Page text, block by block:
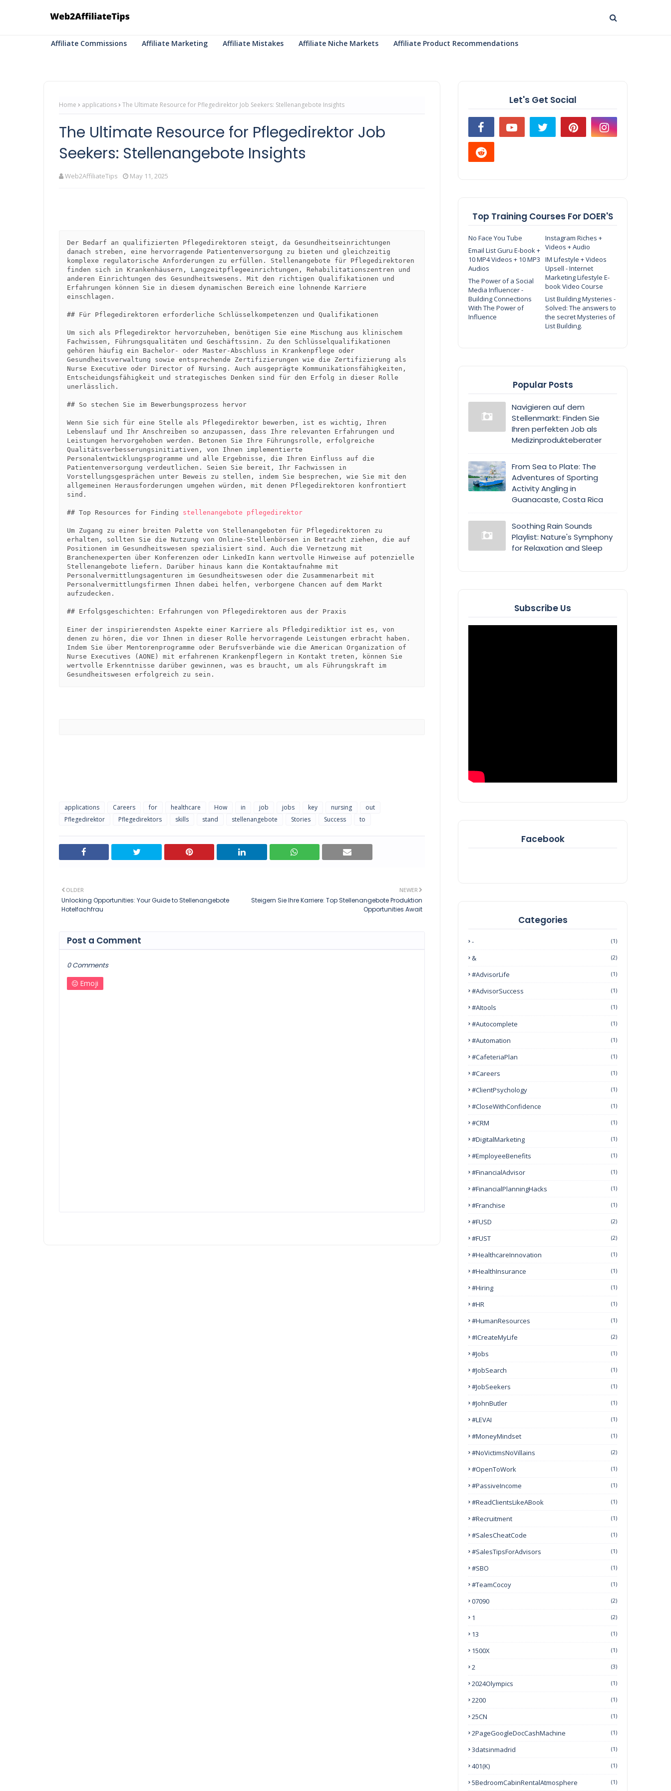
Affiliate Commissions Affiliate Marketing Affiliate Mistakes Affiliate Niche Markets Affiliate Product Recommendations
Home applications The Ultimate Resource for Pflegedirektor Job Seekers: Stellenangebote Insights
The Ultimate Resource for Pflegedirektor Job
Seekers: Stellenangebote Insights
Web2AffiliateTips May 11, 2025
Der Bedarf an qualifizierten Pflegedirektoren steigt, da Gesundheitseinrichtungen
danach streben, eine hervorragende Patientenversorgung zu bieten und gleichzeitig
komplexe regulatorische Anforderungen zu erfüllen. Stellenangebote für Pflegedirektoren
finden sich in Krankenhäusern, Langzeitpflegeeinrichtungen, Rehabilitationszentren und
anderen Einrichtungen des Gesundheitswesens. Mit den richtigen Qualifikationen und
Erfahrungen können Sie in diesem dynamischen Bereich eine lohnende Karriere
einschlagen.
## Für Pflegedirektoren erforderliche Schlüsselkompetenzen und Qualifikationen
Um sich als Pflegedirektor hervorzuheben, benötigen Sie eine Mischung aus klinischem
Fachwissen, Führungsqualitäten und Geschäftssinn. Zu den Schlüsselqualifikationen
gehören häufig ein Bachelor- oder Master-Abschluss in Krankenpflege oder
Gesundheitsverwaltung sowie entsprechende Zertifizierungen wie die Zertifizierung als
Nurse Executive oder Director of Nursing. Auch ausgeprägte Kommunikationsfähigkeiten,
Entscheidungsfähigkeit und strategisches Denken sind für den Erfolg in dieser Rolle
unerlässlich.
## So stechen Sie im Bewerbungsprozess hervor
Wenn Sie sich für eine Stelle als Pflegedirektor bewerben, ist es wichtig, Ihren
Lebenslauf und Ihr Anschreiben so anzupassen, dass Ihre relevanten Erfahrungen und
Leistungen hervorgehoben werden. Betonen Sie Ihre Führungsrolle, erfolgreiche
Qualitätsverbesserungsinitiativen, von Ihnen implementierte
Personalentwicklungsprogramme und alle Ergebnisse, die Ihren Einfluss auf die
Patientenversorgung verdeutlichen. Seien Sie bereit, Ihr Fachwissen in
Vorstellungsgesprächen unter Beweis zu stellen, indem Sie besprechen, wie Sie mit den
allgemeinen Herausforderungen umgehen würden, mit denen Pflegedirektoren konfrontiert
sind.
## Top Resources for Finding stellenangebote pflegedirektor
Um Zugang zu einer breiten Palette von Stellenangeboten für Pflegedirektoren zu
erhalten, sollten Sie die Nutzung von Online-Stellenbörsen in Betracht ziehen, die auf
Positionen im Gesundheitswesen spezialisiert sind. Auch die Vernetzung mit
Branchenexperten über Konferenzen oder LinkedIn kann wertvolle Hinweise auf potenzielle
Stellenangebote liefern. Darüber hinaus kann die Kontaktaufnahme mit
Personalvermittlungsagenturen im Gesundheitswesen oder die Zusammenarbeit mit
Personalvermittlungsfirmen Ihnen dabei helfen, verborgene Chancen auf dem Markt
aufzudecken.
## Erfolgsgeschichten: Erfahrungen von Pflegedirektoren aus der Praxis
Einer der inspirierendsten Aspekte einer Karriere als Pfledgirediktior ist es, von
denen zu hören, die vor Ihnen in dieser Rolle hervorragende Leistungen erbracht haben.
Indem Sie über Mentorenprogramme oder Berufsverbände wie die American Organization of
Nurse Executives (AONE) mit erfahrenen Krankenpflegern in Kontakt treten, können Sie
wertvolle Erkenntnisse darüber gewinnen, was es braucht, um als Führungskraft im
Gesundheitswesen erfolgreich zu sein.
applications Careers for healthcare How in job jobs key nursing
out
Pflegedirektor
Pflegedirektors skills stand stellenangebote Stories Success to
NEWER
Steigern Sie Ihre Karriere: Top Stellenangebote Produktion
Opportunities Await
OLDER
Unlocking Opportunities: Your Guide to Stellenangebote
Hotelfachfrau
Post a Comment
0 Comments
Emoji
Let's Get Social
Top Training Courses For DOER'S
No Face You Tube
Instagram Riches +
Videos + Audio
Email List Guru E-book +
10 MP4 Videos + 10 MP3
Audios
IM Lifestyle + Videos
Upsell - Internet
Marketing Lifestyle E-
book Video Course
The Power of a Social
Media Influencer -
Building Connections
With The Power of
Influence
List Building Mysteries -
Solved: The answers to
the secret Mysteries of
List Building.
Popular Posts
Navigieren auf dem
Stellenmarkt: Finden Sie
Ihren perfekten Job als
Medizinprodukteberater
From Sea to Plate: The
Adventures of Sporting
Activity Angling in
Guanacaste, Costa Rica
Soothing Rain Sounds
Playlist: Nature's Symphony
for Relaxation and Sleep
Subscribe Us
Facebook
Categories
- (1)
& (2)
#AdvisorLife (1)
#AdvisorSuccess (1)
#AItools (1)
#autocomplete (1)
#Automation (1)
#CafeteriaPlan (1)
#Careers (1)
#ClientPsychology (1)
#CloseWithConfidence (1)
#CRM (1)
#DigitalMarketing (1)
#EmployeeBenefits (1)
#FinancialAdvisor (1)
#FinancialPlanningHacks (1)
#franchise (1)
#FUSD (2)
#FUST (2)
#HealthcareInnovation (1)
#HealthInsurance (1)
#Hiring (1)
#HR (1)
#HumanResources (1)
#ICreateMyLife (2)
#Jobs (1)
#JobSearch (1)
#JobSeekers (1)
#JohnButler (1)
#LEVAI (1)
#MoneyMindset (1)
#NoVictimsNoVillains (2)
#OpenToWork (1)
#PassiveIncome (1)
#ReadClientsLikeABook (1)
#Recruitment (1)
#SalesCheatCode (1)
#SalesTipsForAdvisors (1)
#SBO (1)
#TeamCocoy (1)
07090 (2)
1 (2)
13 (1)
1500X (1)
2 (3)
2024Olympics (1)
2200 (1)
25CN (1)
2PageGoogleDocCashMachine (1)
3datsinmadrid (1)
401(k) (1)
5BedroomCabinRentalAtmosphere (1)